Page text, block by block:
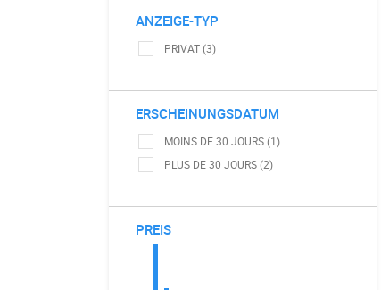
ANZEIGE-TYP
PRIVAT (3)
ERSCHEINUNGSDATUM
MOINS DE 30 JOURS (1)
PLUS DE 30 JOURS (2)
PREIS